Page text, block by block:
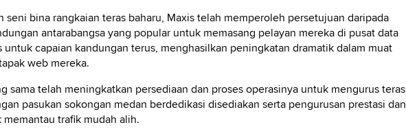
seni bina rangkaian teras baharu, Maxis telah memperoleh persetujuan daripada
antarabangsa yang popular untuk memasang pelayan mereka di pusat data
untuk capaian kandungan terus, menghasilkan peningkatan dramatik dalam muat
web mereka.
sama telah meningkatkan persediaan dan proses operasinya untuk mengurus teras
pasukan sokongan medan berdedikasi disediakan serta pengurusan prestasi dan
trafik mudah alih.